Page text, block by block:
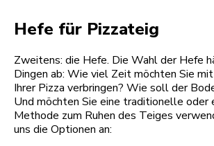
Hefe für Pizzateig
Zweitens: die Hefe. Die Wahl der Hefe
Dingen ab: Wie viel Zeit möchten Sie
Ihrer Pizza verbringen? Wie soll der
Und möchten Sie eine traditionelle oder
Methode zum Ruhen des Teiges
uns die Optionen an: